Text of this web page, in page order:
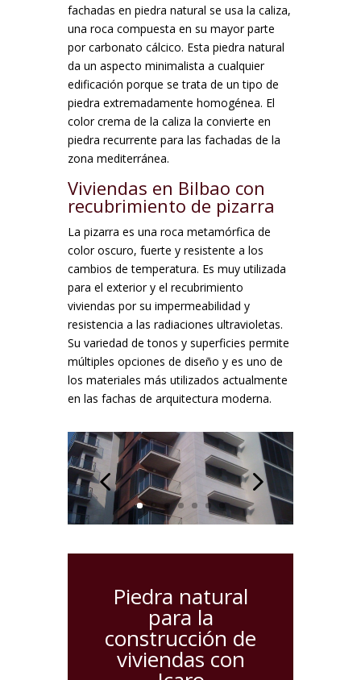
fachadas en piedra natural se usa la caliza,
una roca compuesta en su mayor parte
por carbonato cálcico. Esta piedra natural
da un aspecto minimalista a cualquier
edificación porque se trata de un tipo de
piedra extremadamente homogénea. El
color crema de la caliza la convierte en
piedra recurrente para las fachadas de la
zona mediterránea.
Viviendas en Bilbao con
recubrimiento de pizarra
La pizarra es una roca metamórfica de
color oscuro, fuerte y resistente a los
cambios de temperatura. Es muy utilizada
para el exterior y el recubrimiento
viviendas por su impermeabilidad y
resistencia a las radiaciones ultravioletas.
Su variedad de tonos y superficies permite
múltiples opciones de diseño y es uno de
los materiales más utilizados actualmente
en las fachas de arquitectura moderna.
Piedra natural
para la
construcción de
viviendas con